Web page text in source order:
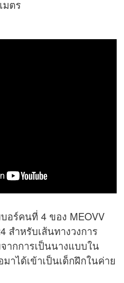
มตร
อร์คนที่ 4 ของ MEOVV
สำหรับเส้นทางวงการ
ากการเป็นนางแบบใน
าได้เข้าเป็นเด็กฝึกในค่าย